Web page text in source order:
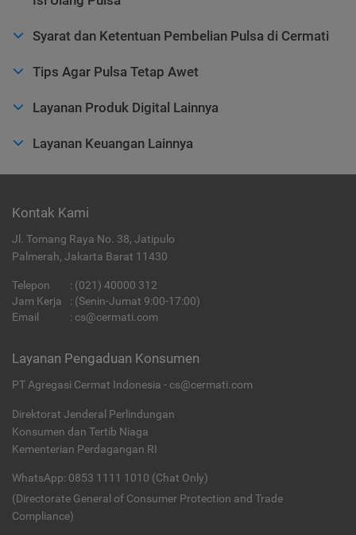
Syarat dan Ketentuan Pembelian Pulsa di Cermati
Tips Agar Pulsa Tetap Awet
Layanan Produk Digital Lainnya
Layanan Keuangan Lainnya
Kontak Kami
Jl. Tomang Raya No. 38, Jatipulo
Palmerah, Jakarta Barat 11430
Telepon : (021) 40000 312
Jam Kerja
: (Senin-Jumat 9:00-17:00)
Email
: cs@cermati.com
Layanan Pengaduan Konsumen
PT Agregasi Cermat Indonesia - cs@cermati.com
Direktorat Jenderal Perlindungan
Konsumen dan Tertib Niaga
Kementerian Perdagangan RI
WhatsApp: 0853 1111 1010 (Chat Only)
(Directorate General of Consumer Protection and Trade
Compliance)